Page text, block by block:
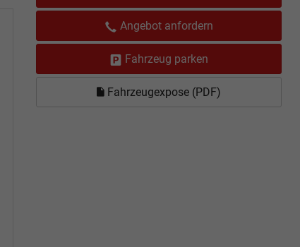
Angebot anfordern
Fahrzeug parken
Fahrzeugexpose (PDF)